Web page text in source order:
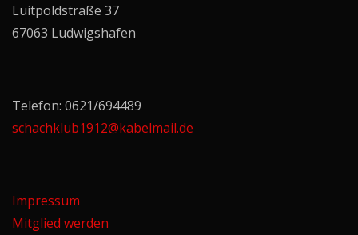
Luitpoldstraße 37
67063 Ludwigshafen
Telefon: 0621/694489
schachklub1912@kabelmail.de
Impressum
Mitglied werden